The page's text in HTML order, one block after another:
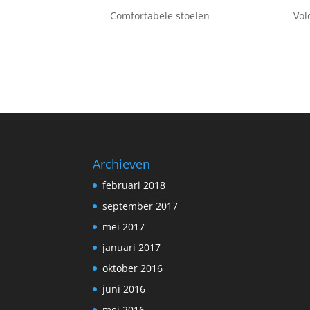
Comfortabele stoelen
Archieven
februari 2018
september 2017
mei 2017
januari 2017
oktober 2016
juni 2016